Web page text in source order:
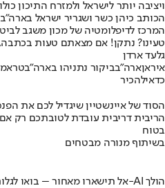
ויציבה יותר לישראל ולמזרח התיכון
הכותב כיהן כשר ושגריר ישראל
המרכז לדיפלומטיה של מכון משגב
טעינו? נתקן! אם מצאתם טעות
גלעד ארדן
איראןארה"בביקור נתניהו בארה"ב
כדאילהכיר
הסוד של איינשטיין שיגדיל לכם את
הריבית דריבית עובדת לטובתכם רק
בטוח
בשיתוף מנורה מבטחים
אל תישארו מאחור – בואו לגלות לאן ה-AI הולך